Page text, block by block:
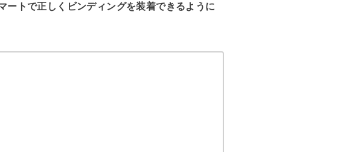
ートで正しくビンディングを装着できるように